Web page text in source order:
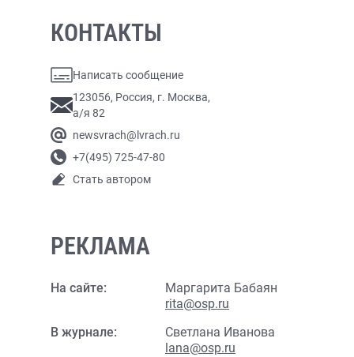
КОНТАКТЫ
Написать сообщение
123056, Россия, г. Москва,
а/я 82
newsvrach@lvrach.ru
+7(495) 725-47-80
Стать автором
РЕКЛАМА
На сайте:
Маргарита Бабаян
rita@osp.ru
В журнале:
Светлана Иванова
lana@osp.ru